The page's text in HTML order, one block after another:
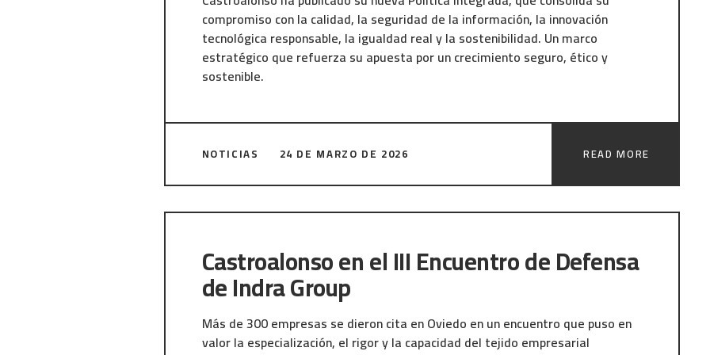
compromiso con la calidad, la seguridad de la información, la innovación
tecnológica responsable, la igualdad real y la sostenibilidad. Un marco
estratégico que refuerza su apuesta por un crecimiento seguro, ético y
sostenible.
Reúne los principios clave de su actividad: calidad certificada ISO 9001,
innovación tecnológica con ética e inteligencia artificial responsable, igualdad
real entre mujeres y hombres, y sostenibilidad social y ambiental. La
sostenible, seguro y alineado con los valores de la compañía.
NOTICIAS 24 DE MARZO DE 2026 READ MORE
Castroalonso en el III Encuentro de Defensa
de Indra Group
Más de 300 empresas se dieron cita en Oviedo en un encuentro que puso en
valor la especialización, el rigor y la capacidad del tejido empresarial